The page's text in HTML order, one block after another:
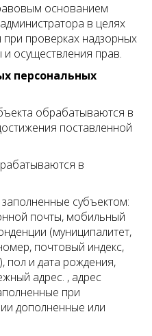
основанием
в целях
проверках надзорных
осуществления прав.
персональных
обрабатываются в
поставленной
в
субъектом:
почты, мобильный
(муниципалитет,
почтовый индекс,
пол и дата рождения,
адрес. , адрес
при
дополненные или